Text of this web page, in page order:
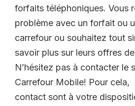
forfaits téléphoniques. Vous
problème avec un forfait ou
carrefour ou souhaitez tout
savoir plus sur leurs offres
N’hésitez pas à contacter le
Carrefour Mobile! Pour
contact sont à votre